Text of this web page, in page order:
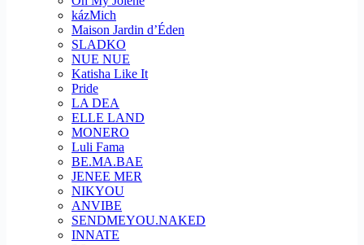
kázMich
Maison Jardin d’Éden
SLADKO
NUE NUE
Katisha Like It
Pride
LA DEA
ELLE LAND
MONERO
Luli Fama
BE.MA.BAE
JENEE MER
NIKYOU
ANVIBE
SENDMEYOU.NAKED
INNATE